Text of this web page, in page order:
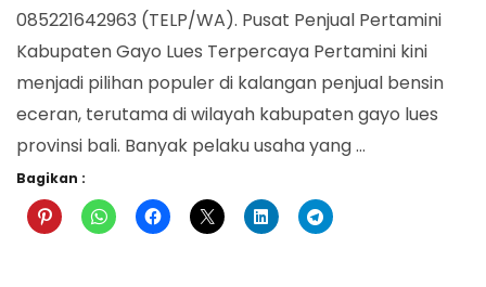
085221642963 (TELP/WA). Pusat Penjual Pertamini
Kabupaten Gayo Lues Terpercaya Pertamini kini
menjadi pilihan populer di kalangan penjual bensin
eceran, terutama di wilayah kabupaten gayo lues
provinsi bali. Banyak pelaku usaha yang …
Bagikan :